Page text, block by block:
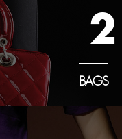
2
BAGS